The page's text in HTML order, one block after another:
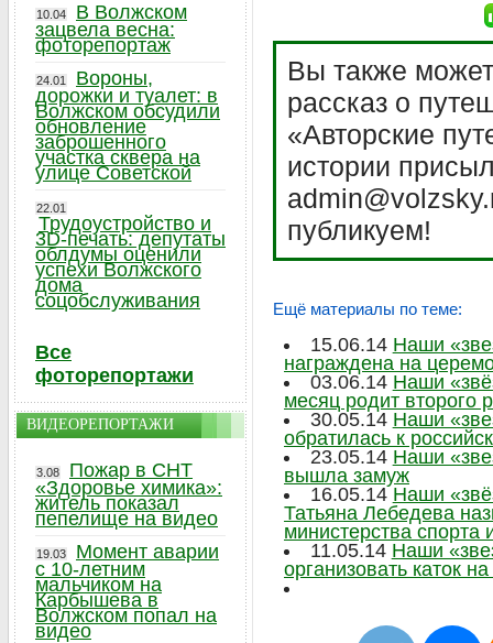
Вы также
рассказ о
«Авторские
истории
публикуем!
Ещё материалы по теме:
15.06.14 Наши
награждена на
03.06.14 Наши
месяц родит второго
30.05.14 Наши
обратилась к
23.05.14 Наши
вышла замуж
16.05.14 Наши
Татьяна Лебедева
министерства
11.05.14 Наши
организовать каток
10.04
В Волжском
зацвела весна:
фоторепортаж
24.01
Вороны,
дорожки и туалет: в
Волжском обсудили
обновление
заброшенного
участка сквера на
улице Советской
22.01
Трудоустройство и
3D-печать: депутаты
облдумы оценили
успехи Волжского
дома
соцобслуживания
Все
фоторепортажи
ВИДЕОРЕПОРТАЖИ
3.08
Пожар в СНТ
«Здоровье химика»:
житель показал
пепелище на видео
19.03
Момент аварии
с 10-летним
мальчиком на
Карбышева в
Волжском попал на
видео